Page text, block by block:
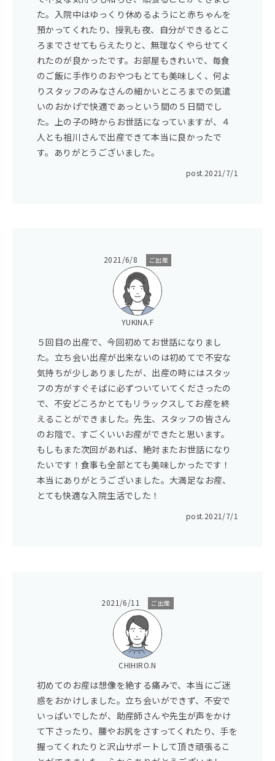
た。入院中はゆっくり休めるようにと赤ちゃんを
預かってくれたり、授乳も夜、自分ができるとこ
ろまでさせてもらえたりと、無理なくやらせてく
れたのが良かったです。お部屋もきれいで、毎食
のご飯に手作りのおやつもとても美味しく、何よ
りスタッフのみなさんの細かいところまでの気遣
いのおかげで快適であっという間の５日間でし
た。上の子の時からお世話になっていますが、４
人とも祖川さんで出産できて本当に良かったで
す。ありがとうございました。
post.2021/7/1
2021/6/8 ご出産
YUKINA.F
５回目の出産で、今回初めてお世話になりまし
た。立ち会い出産が出来ないのは初めてで不安な
気持ちが少しありましたが、出産の時にはスタッ
フの方がすぐそばに必ずついていてくださったの
で、不安どころかとてもリラックスしてお産を終
えることができました。先生、スタッフの皆さん
のお陰で、すごくいいお産ができたと思います。
もしもまた次回があれば、絶対またお世話になり
たいです！食事も全部とても美味しかったです！
本当にありがとうございました。大満足なお産、
とても快適な入院生活でした！
post.2021/7/1
2021/6/11 ご出産
CHIHIRO.N
初めてのお産は想像を絶する痛みで、本当にご迷
惑をおかけしました。立ち会いができず、不安で
いっぱいでしたが、助産師さんや先生が声をかけ
て下さったり、腰やお尻をさすってくれたり、手を
握ってくれたりと沢山サポートして頂き頑張るこ